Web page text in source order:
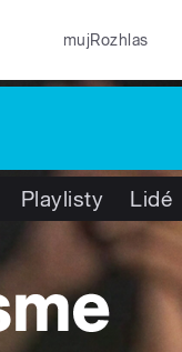
mujRozhlas
Playlisty Lidé